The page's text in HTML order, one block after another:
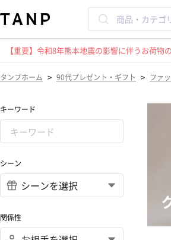
【重要】令和8年熊本地震の影響に伴うお荷
タンプホーム > 90代プレゼント・ギフト > ファ
キーワード
シーン
関係性